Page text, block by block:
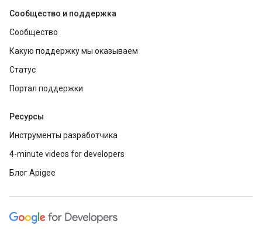
Сообщество и поддержка
Сообщество
Какую поддержку мы оказываем
Статус
Портал поддержки
Ресурсы
Инструменты разработчика
4-minute videos for developers
Блог Apigee